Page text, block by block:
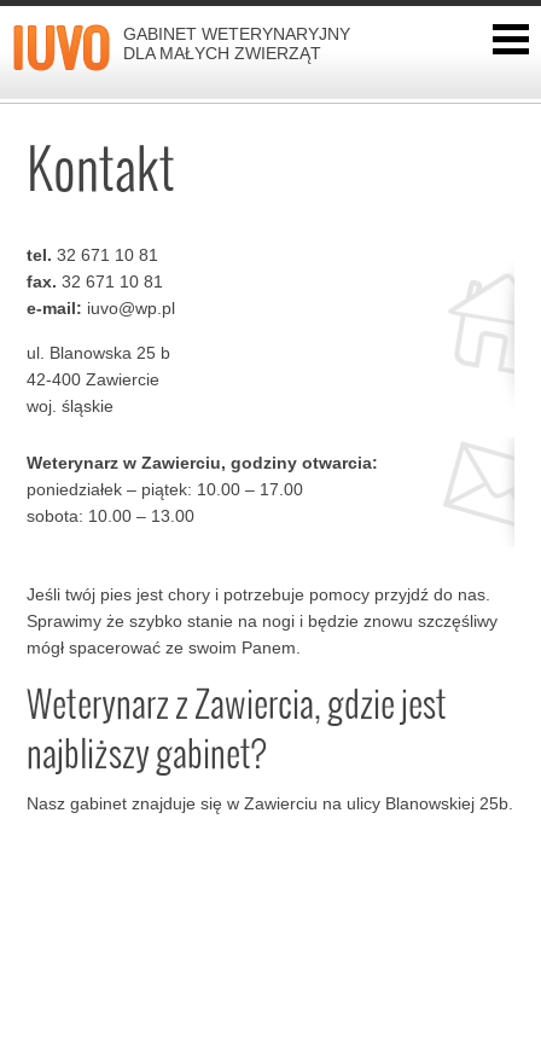
GABINET WETERYNARYJNY
DLA MAŁYCH ZWIERZĄT
Kontakt
tel. 32 671 10 81
fax. 32 671 10 81
e-mail: iuvo@wp.pl
ul. Blanowska 25 b
42-400 Zawiercie
woj. śląskie
Weterynarz w Zawierciu, godziny otwarcia:
poniedziałek – piątek: 10.00 – 17.00
sobota: 10.00 – 13.00
Jeśli twój pies jest chory i potrzebuje pomocy przyjdź do nas.
Sprawimy że szybko stanie na nogi i będzie znowu szczęśliwy
mógł spacerować ze swoim Panem.
Weterynarz z Zawiercia, gdzie jest
najbliższy gabinet?
Nasz gabinet znajduje się w Zawierciu na ulicy Blanowskiej 25b.